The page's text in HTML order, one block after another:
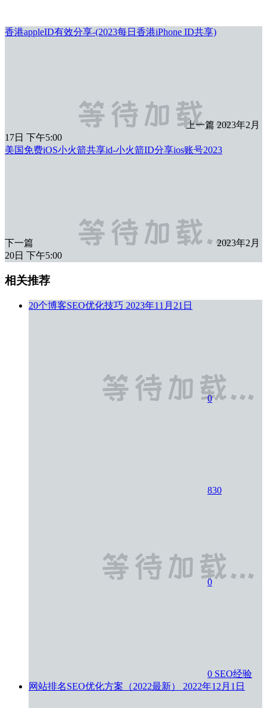
香港appleID有效分享-(2023每日香港iPhone ID共享)
上一篇 2023年2月
17日 下午5:00
美国免费iOS小火箭共享id-小火箭ID分享ios账号2023
下一篇
2023年2月
20日 下午5:00
相关推荐
20个博客SEO优化技巧 2023年11月21日
0
830
0
0 SEO经验
网站排名SEO优化方案（2022最新） 2022年12月1日